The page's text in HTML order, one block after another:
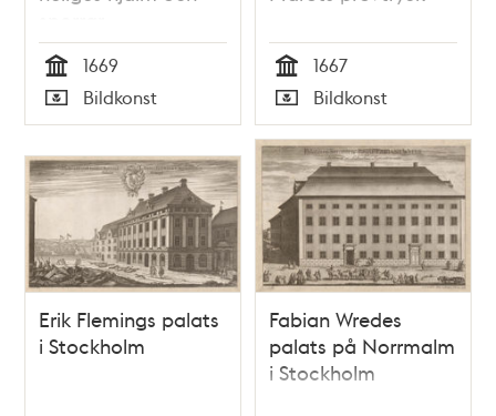
Tid
1669
Typ
Bildkonst Tid
1667
Typ
Bildkonst
Erik Flemings palats
i Stockholm
Fabian Wredes
palats på Norrmalm
i Stockholm